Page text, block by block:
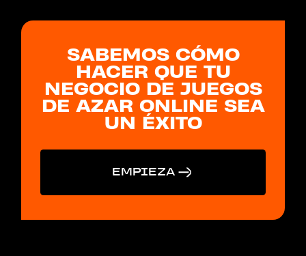
SABEMOS CÓMO
HACER QUE TU
NEGOCIO DE JUEGOS
DE AZAR ONLINE SEA
UN ÉXITO
EMPIEZA